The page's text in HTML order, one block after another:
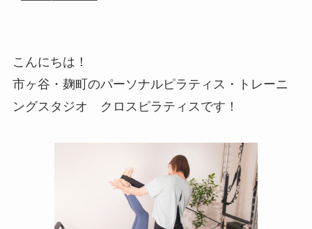
こんにちは！
市ヶ谷・麹町のパーソナルピラティス・トレーニ
ングスタジオ クロスピラティスです！